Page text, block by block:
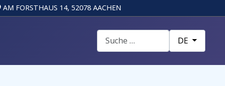
AM FORSTHAUS 14, 52078 AACHEN
Suchen Sprache
DE